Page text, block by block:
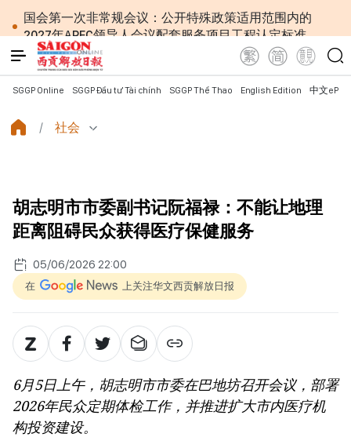
国会第一次非常规会议：公开特殊政策适用范围内的
2027年APEC领导人会议配套服务项目工程认定标准
越南第十六届国会第一次非常规会议：简化行政手续
但不削弱监管责任
越南国会主席陈青敏会见美国驻越南大使詹妮弗·威克
越南共产党中央总书记、国家主席苏林将对澳大利亚
和新西兰进行国事访问
党中央总书记、国家主席苏林：越南与马来西亚关系
日益活跃
党中央总书记、国家主席苏林：建设一部科学严谨、
简明精炼、便于执行且具有长远生命力的党章
苏林总书记、国家主席会见东盟国家驻河内使节：共
同建设团结、自强的东盟共同体
宁市和北宁市《决议》
SGGP Online SGGP Đầu tư Tài chính SGGP Thể Thao English Edition 中文
社会
胡志明市市委副书记阮福禄：不能让地理
距离阻碍民众获得医疗保健服务
05/06/2026 22:00
在 上关注华文西贡解放日报
6月5日上午，胡志明市市委在巴地坊召开会议，部署
2026年民众定期体检工作，并推进扩大市内医疗机
构投资建设。